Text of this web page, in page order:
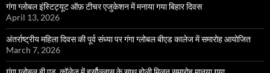
गंगा ग्लोबल इंस्टिट्यूट ऑफ़ टीचर एजुकेशन में मनाया गया बिहार दिवस
April 13, 2026
अंतर्राष्ट्रीय महिला दिवस की पूर्व संध्या पर गंगा ग्लोबल बीएड कालेज में समारोह आयोजित
March 7, 2026